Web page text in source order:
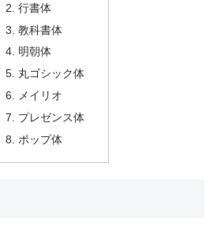
行書体
教科書体
明朝体
丸ゴシック体
メイリオ
プレゼンス体
ポップ体